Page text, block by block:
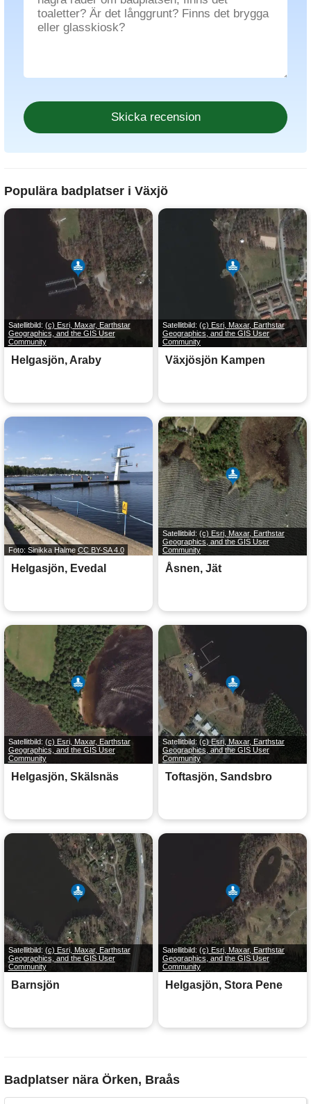
Populära badplatser i Växjö
Satellitbild: (c) Esri, Maxar, Earthstar
Geographics, and the GIS User
Community
Helgasjön, Araby
Satellitbild: (c) Esri, Maxar, Earthstar
Geographics, and the GIS User
Community
Växjösjön Kampen
Foto: Sinikka HalmeCC BY-SA 4.0
Helgasjön, Evedal
Satellitbild: (c) Esri, Maxar, Earthstar
Geographics, and the GIS User
Community
Åsnen, Jät
Satellitbild: (c) Esri, Maxar, Earthstar
Geographics, and the GIS User
Community
Helgasjön, Skälsnäs
Satellitbild: (c) Esri, Maxar, Earthstar
Geographics, and the GIS User
Community
Toftasjön, Sandsbro
Satellitbild: (c) Esri, Maxar, Earthstar
Geographics, and the GIS User
Community
Barnsjön
Satellitbild: (c) Esri, Maxar, Earthstar
Geographics, and the GIS User
Community
Helgasjön, Stora Pene
Badplatser nära Örken, Braås